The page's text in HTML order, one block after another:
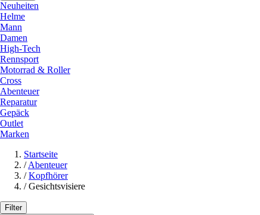
Neuheiten
Helme
Mann
Damen
High-Tech
Rennsport
Motorrad & Roller
Cross
Abenteuer
Reparatur
Gepäck
Outlet
Marken
Startseite
/ Abenteuer
/ Kopfhörer
/ Gesichtsvisiere
Filter